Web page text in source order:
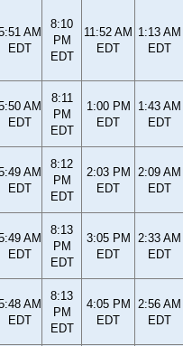
AM
EDT
8:10
PM
EDT
11:52 AM
EDT
1:13 AM
EDT
AM
EDT
8:11
PM
EDT
1:00 PM
EDT
1:43 AM
EDT
AM
EDT
8:12
PM
EDT
2:03 PM
EDT
2:09 AM
EDT
AM
EDT
8:13
PM
EDT
3:05 PM
EDT
2:33 AM
EDT
AM
EDT
8:13
PM
EDT
4:05 PM
EDT
2:56 AM
EDT